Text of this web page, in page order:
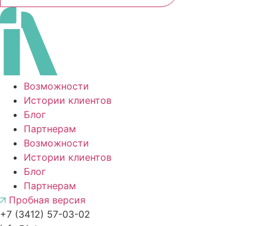
Возможности
Истории клиентов
Блог
Партнерам
Возможности
Истории клиентов
Блог
Партнерам
Пробная версия
+7 (3412) 57-03-02